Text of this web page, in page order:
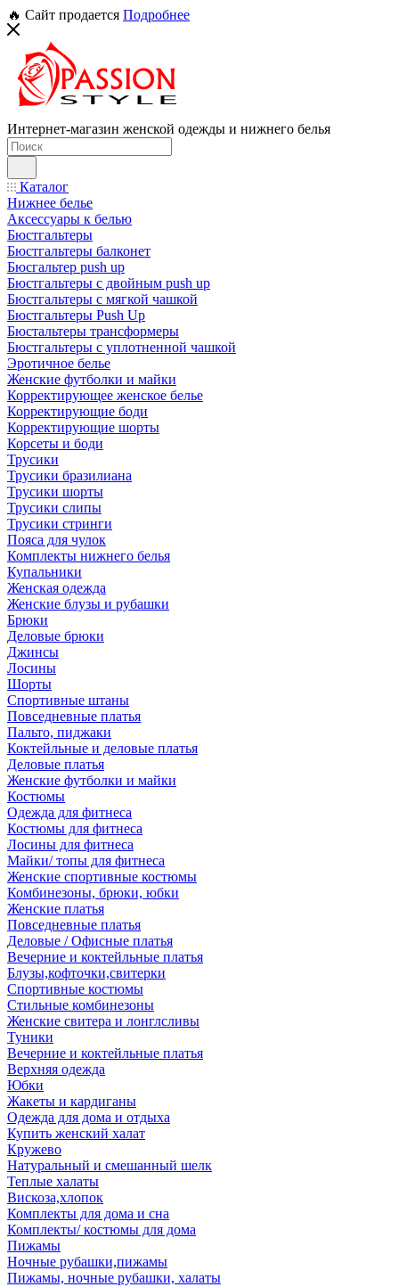
🔥 Сайт продается Подробнее
Интернет-магазин женской одежды и нижнего белья
Каталог
Нижнее белье
Аксессуары к белью
Бюстгальтеры
Бюстгальтеры балконет
Бюсгальтер push up
Бюстгальтеры с двойным push up
Бюстгальтеры с мягкой чашкой
Бюстгальтеры Push Up
Бюстальтеры трансформеры
Бюстгальтеры с уплотненной чашкой
Эротичное белье
Женские футболки и майки
Корректирующее женское белье
Корректирующие боди
Корректирующие шорты
Корсеты и боди
Трусики
Трусики бразилиана
Трусики шорты
Трусики слипы
Трусики стринги
Пояса для чулок
Комплекты нижнего белья
Купальники
Женская одежда
Женские блузы и рубашки
Брюки
Деловые брюки
Джинсы
Лосины
Шорты
Спортивные штаны
Повседневные платья
Пальто, пиджаки
Коктейльные и деловые платья
Деловые платья
Женские футболки и майки
Костюмы
Одежда для фитнеса
Костюмы для фитнеса
Лосины для фитнеса
Майки/ топы для фитнеса
Женские спортивные костюмы
Комбинезоны, брюки, юбки
Женские платья
Повседневные платья
Деловые / Офисные платья
Вечерние и коктейльные платья
Блузы,кофточки,свитерки
Спортивные костюмы
Стильные комбинезоны
Женские свитера и лонглсливы
Туники
Вечерние и коктейльные платья
Верхняя одежда
Юбки
Жакеты и кардиганы
Одежда для дома и отдыха
Купить женский халат
Кружево
Натуральный и смешанный шелк
Теплые халаты
Вискоза,хлопок
Комплекты для дома и сна
Комплекты/ костюмы для дома
Пижамы
Ночные рубашки,пижамы
Пижамы, ночные рубашки, халаты